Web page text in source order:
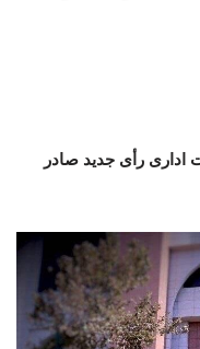
اداری رأی جدید صادر